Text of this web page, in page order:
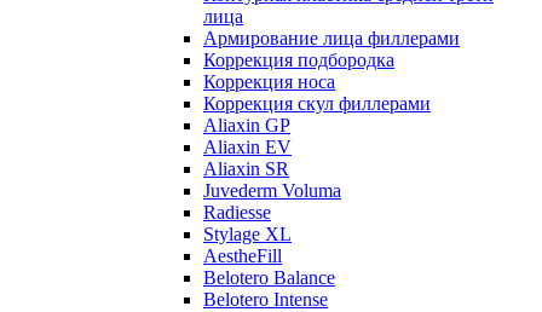
лица
Армирование лица филлерами
Коррекция подбородка
Коррекция носа
Коррекция скул филлерами
Aliaxin GP
Aliaxin EV
Aliaxin SR
Juvederm Voluma
Radiesse
Stylage XL
AestheFill
Belotero Balance
Belotero Intense